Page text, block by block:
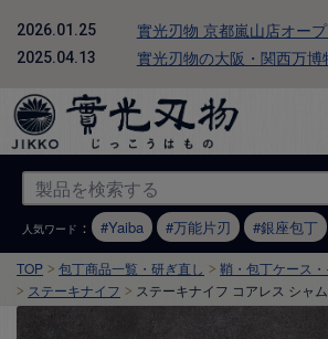
2026.01.25 實光刃物 京都嵐山店オー
2025.04.13 實光刃物の大阪・関西万
人気ワード ： Yaiba 万能片刃 銀座包丁
TOP 包丁商品一覧・研ぎ直し 鞘・包丁ケース
ステーキナイフ
ステーキナイフ コアレス シャ